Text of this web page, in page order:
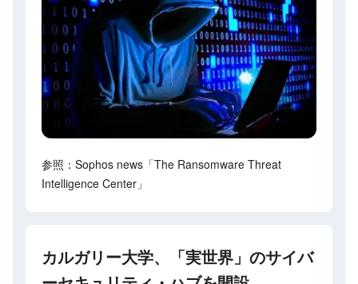
参照：Sophos news「The Ransomware Threat
Intelligence Center」
カルガリー大学、「実世界」のサイバ